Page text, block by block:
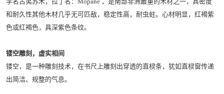
和耐久性其他木材几乎无可匹敌，稳定性高，耐虫蛀。心材明显，红褐紫
色或红褐色，具深紫色条纹。
镂空雕刻，虚实相间
镂空，是一种雕刻技术，在书尺上雕刻出穿透的直棂条，犹如直棂窗传递
出简洁、规整的气息。